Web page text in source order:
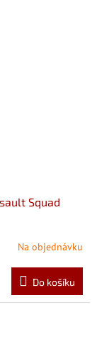
Squad
Na objednávku
Do košíku